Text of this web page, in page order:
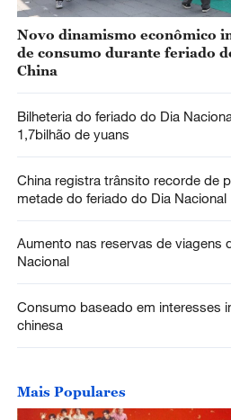
Novo dinamismo econômico
de consumo durante feriado
China
Bilheteria do feriado do Dia
1,7bilhão de yuans
China registra trânsito recorde de
metade do feriado do Dia Nacional
Aumento nas reservas de viagens
Nacional
Consumo baseado em interesses
chinesa
Mais Populares